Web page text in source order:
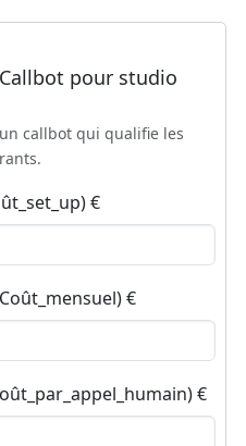
pour studio
callbot qui qualifie les
€
€
€